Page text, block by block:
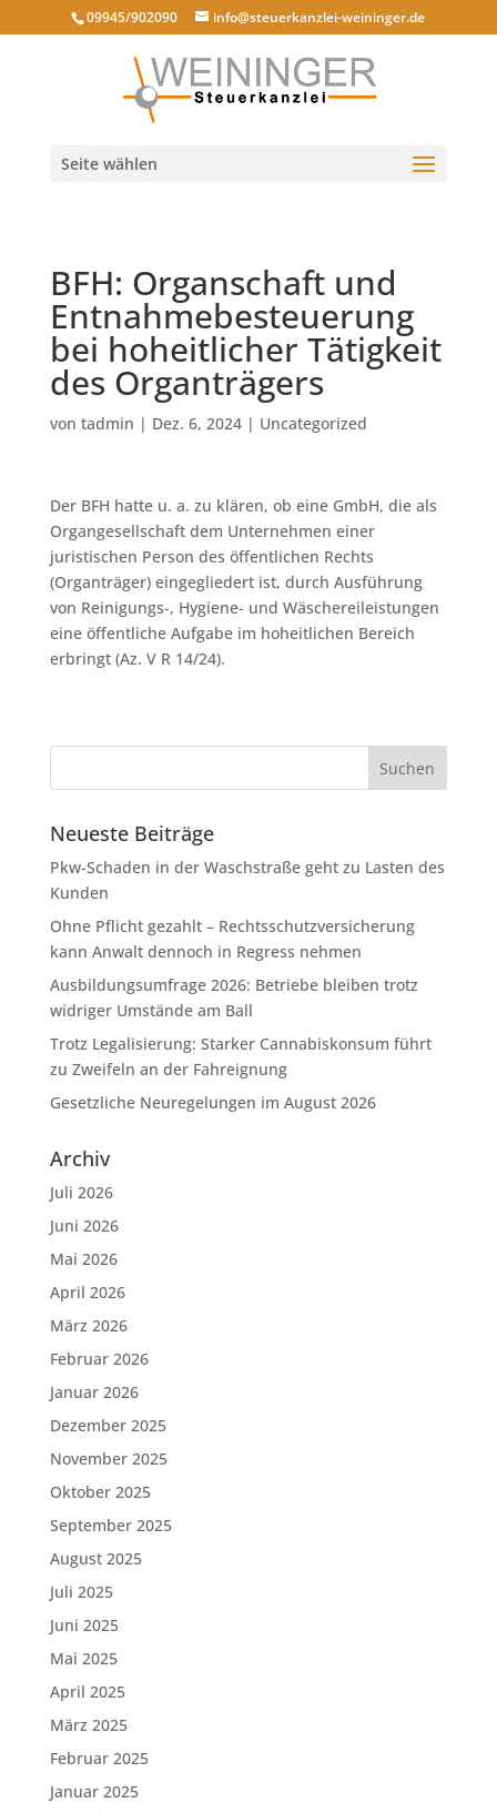
09945/902090 info@steuerkanzlei-weininger.de
Seite wählen
BFH: Organschaft und
Entnahmebesteuerung
bei hoheitlicher Tätigkeit
des Organträgers
von tadmin | Dez. 6, 2024| Uncategorized
Der BFH hatte u. a. zu klären, ob eine GmbH, die als
Organgesellschaft dem Unternehmen einer
juristischen Person des öffentlichen Rechts
(Organträger) eingegliedert ist, durch Ausführung
von Reinigungs-, Hygiene- und Wäschereileistungen
eine öffentliche Aufgabe im hoheitlichen Bereich
erbringt (Az. V R 14/24).
Neueste Beiträge
Pkw-Schaden in der Waschstraße geht zu Lasten des
Kunden
Ohne Pflicht gezahlt – Rechtsschutzversicherung
kann Anwalt dennoch in Regress nehmen
Ausbildungsumfrage 2026: Betriebe bleiben trotz
widriger Umstände am Ball
Trotz Legalisierung: Starker Cannabiskonsum führt
zu Zweifeln an der Fahreignung
Gesetzliche Neuregelungen im August 2026
Archiv
Juli 2026
Juni 2026
Mai 2026
April 2026
März 2026
Februar 2026
Januar 2026
Dezember 2025
November 2025
Oktober 2025
September 2025
August 2025
Juli 2025
Juni 2025
Mai 2025
April 2025
März 2025
Februar 2025
Januar 2025